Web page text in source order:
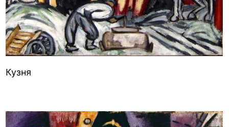
Кузня